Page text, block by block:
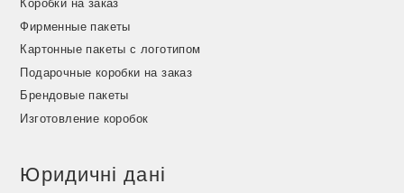
Коробки на заказ
Фирменные пакеты
Картонные пакеты с логотипом
Подарочные коробки на заказ
Брендовые пакеты
Изготовление коробок
Юридичні дані